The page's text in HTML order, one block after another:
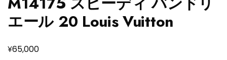
エール 20 Louis Vuitton
¥65,000